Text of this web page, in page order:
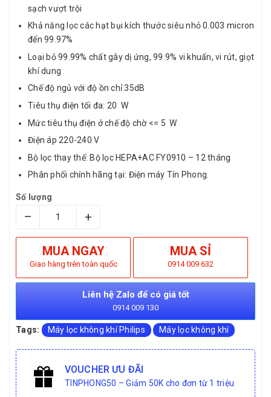
sạch vượt trội
Khả năng lọc các hạt bụi kích thước siêu nhỏ 0.003 micron
đến 99.97%
Loại bỏ 99.99% chất gây dị ứng, 99.9% vi khuẩn, vi rút, giọt
khí dung
Chế độ ngủ với độ ồn chỉ 35dB
Tiêu thụ điện tối đa: 20 W
Mức tiêu thụ điện ở chế độ chờ <= 5 W
Điện áp 220-240 V
Bộ lọc thay thế: Bộ lọc HEPA+AC FY0910 – 12 tháng
Phân phối chính hãng tại: Điện máy Tín Phong.
Số lượng
– +
MUA NGAY
Giao hàng trên toàn quốc
MUA SỈ
0914 009 632
Liên hệ Zalo để có giá tốt
0914 009 130
Tags: Máy lọc không khí Philips Máy lọc không khí
VOUCHER ƯU ĐÃI
TINPHONG50 – Giảm 50K cho đơn từ 1 triệu